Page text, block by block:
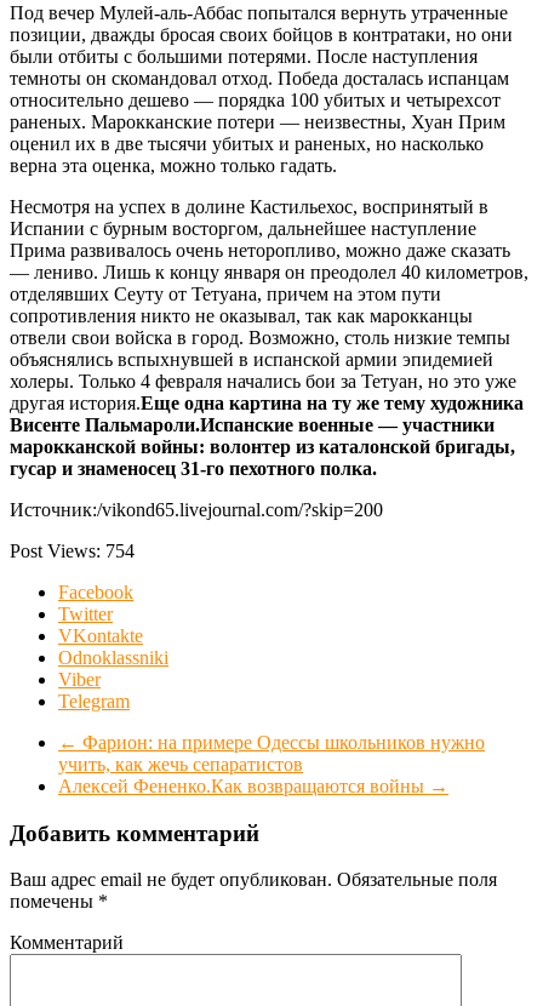
Под вечер Мулей-аль-Аббас попытался вернуть утраченные
позиции, дважды бросая своих бойцов в контратаки, но они
были отбиты с большими потерями. После наступления
темноты он скомандовал отход. Победа досталась испанцам
относительно дешево — порядка 100 убитых и четырехсот
раненых. Марокканские потери — неизвестны, Хуан Прим
оценил их в две тысячи убитых и раненых, но насколько
верна эта оценка, можно только гадать.
Несмотря на успех в долине Кастильехос, воспринятый в
Испании с бурным восторгом, дальнейшее наступление
Прима развивалось очень неторопливо, можно даже сказать
— лениво. Лишь к концу января он преодолел 40 километров,
отделявших Сеуту от Тетуана, причем на этом пути
сопротивления никто не оказывал, так как марокканцы
отвели свои войска в город. Возможно, столь низкие темпы
объяснялись вспыхнувшей в испанской армии эпидемией
холеры. Только 4 февраля начались бои за Тетуан, но это уже
другая история.Еще одна картина на ту же тему художника
Висенте Пальмароли.Испанские военные — участники
марокканской войны: волонтер из каталонской бригады,
гусар и знаменосец 31-го пехотного полка.
Источник:/vikond65.livejournal.com/?skip=200
Post Views: 754
Facebook
Twitter
VKontakte
Odnoklassniki
Viber
Telegram
← Фарион: на примере Одессы школьников нужно
учить, как жечь сепаратистов
Алексей Фененко.Как возвращаются войны →
Добавить комментарий
Ваш адрес email не будет опубликован. Обязательные поля
помечены *
Комментарий